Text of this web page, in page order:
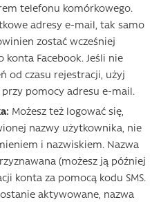
telefonu komórkowego.
adresy e-mail, tak samo
zostać wcześniej
konta Facebook. Jeśli nie
od czasu rejestracji, użyj
pomocy adresu e-mail.
Możesz też logować się,
nazwy użytkownika, nie
i nazwiskiem. Nazwa
(możesz ją później
konta za pomocą kodu SMS.
aktywowane, nazwa